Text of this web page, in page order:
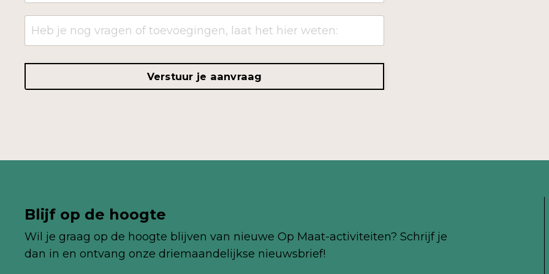
Verstuur je aanvraag
Blijf op de hoogte
Wil je graag op de hoogte blijven van nieuwe Op Maat-activiteiten? Schrijf je
dan in en ontvang onze driemaandelijkse nieuwsbrief!